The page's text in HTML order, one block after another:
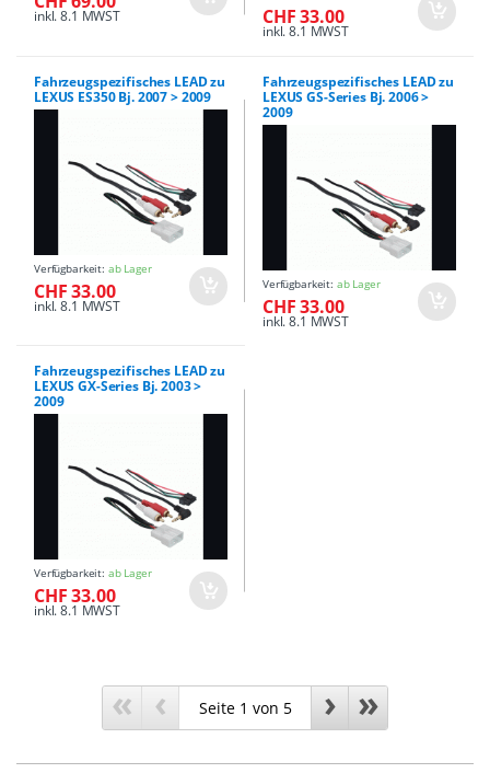
inkl. 8.1 MWST CHF 33.00
inkl. 8.1 MWST
Fahrzeugspezifisches LEAD zu
LEXUS ES350 Bj. 2007 > 2009
Verfügbarkeit: ab Lager
CHF 33.00
inkl. 8.1 MWST
Fahrzeugspezifisches LEAD zu
LEXUS GS-Series Bj. 2006 >
2009
Verfügbarkeit: ab Lager
CHF 33.00
inkl. 8.1 MWST
Fahrzeugspezifisches LEAD zu
LEXUS GX-Series Bj. 2003 >
2009
Verfügbarkeit: ab Lager
CHF 33.00
inkl. 8.1 MWST
« ‹ › »